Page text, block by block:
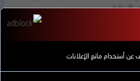
التعادل.
الاتحاد في سباق المنافسة على
النصر خسارة صعبة في رحلته نحو
حاسمة وأداءً مميزًا من الطرفين، مما
أستخدام مانع الإعلانات